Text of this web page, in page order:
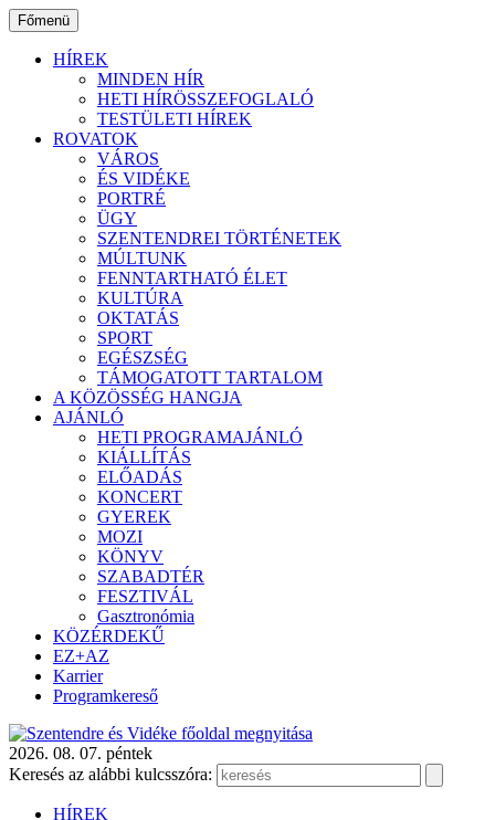
Ugrás
a
tartalomhoz
Főmenü
HÍREK
MINDEN HÍR
HETI HÍRÖSSZEFOGLALÓ
TESTÜLETI HÍREK
ROVATOK
VÁROS
ÉS VIDÉKE
PORTRÉ
ÜGY
SZENTENDREI TÖRTÉNETEK
MÚLTUNK
FENNTARTHATÓ ÉLET
KULTÚRA
OKTATÁS
SPORT
EGÉSZSÉG
TÁMOGATOTT TARTALOM
A KÖZÖSSÉG HANGJA
AJÁNLÓ
HETI PROGRAMAJÁNLÓ
KIÁLLÍTÁS
ELŐADÁS
KONCERT
GYEREK
MOZI
KÖNYV
SZABADTÉR
FESZTIVÁL
Gasztronómia
KÖZÉRDEKŰ
EZ+AZ
Karrier
Programkereső
2026. 08. 07. péntek
Keresés az alábbi kulcsszóra:
HÍREK